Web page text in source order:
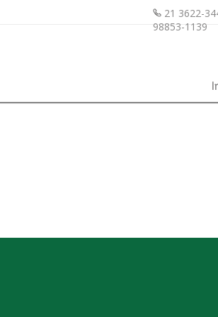
21 3622-
98853-1139